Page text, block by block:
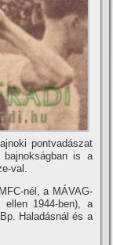
pontvadászat
is a
val.
nél, a MÁVAG-
1944-ben), a
Haladásnál és a